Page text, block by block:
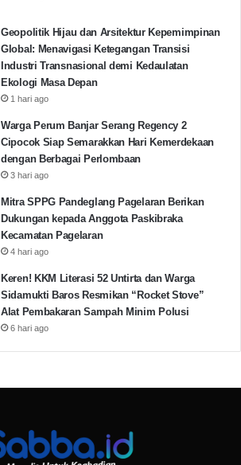
Geopolitik Hijau dan Arsitektur Kepemimpinan
Global: Menavigasi Ketegangan Transisi
Industri Transnasional demi Kedaulatan
Ekologi Masa Depan
1 hari ago
Warga Perum Banjar Serang Regency 2
Cipocok Siap Semarakkan Hari Kemerdekaan
dengan Berbagai Perlombaan
3 hari ago
Mitra SPPG Pandeglang Pagelaran Berikan
Dukungan kepada Anggota Paskibraka
Kecamatan Pagelaran
4 hari ago
Keren! KKM Literasi 52 Untirta dan Warga
Sidamukti Baros Resmikan “Rocket Stove”
Alat Pembakaran Sampah Minim Polusi
6 hari ago